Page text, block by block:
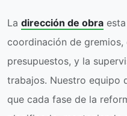
La dirección de obra
coordinación de
presupuestos, y la
trabajos. Nuestro equipo
que cada fase de la